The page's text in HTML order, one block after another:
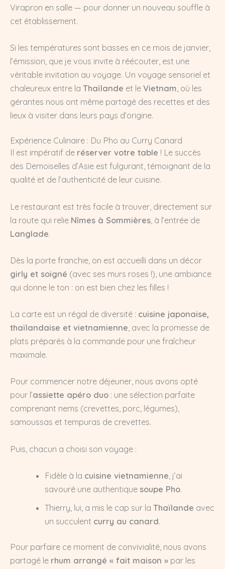
Virapron en salle — pour donner un nouveau souffle à
cet établissement.
Si les températures sont basses en ce mois de janvier,
l’émission, que je vous invite à réécouter, est une
véritable invitation au voyage. Un voyage sensoriel et
chaleureux entre la Thaïlande et le Vietnam, où les
gérantes nous ont même partagé des recettes et des
lieux à visiter dans leurs pays d’origine.
Expérience Culinaire : Du Pho au Curry Canard
Il est impératif de réserver votre table ! Le succès
des Demoiselles d’Asie est fulgurant, témoignant de la
qualité et de l’authenticité de leur cuisine.
Le restaurant est très facile à trouver, directement sur
la route qui relie Nîmes à Sommières , à l’entrée de
Langlade.
Dès la porte franchie, on est accueilli dans un décor
girly et soigné (avec ses murs roses !), une ambiance
qui donne le ton : on est bien chez les filles !
La carte est un régal de diversité : cuisine japonaise,
thaïlandaise et vietnamienne, avec la promesse de
plats préparés à la commande pour une fraîcheur
maximale.
Pour commencer notre déjeuner, nous avons opté
pour l’assiette apéro duo : une sélection parfaite
comprenant nems (crevettes, porc, légumes),
samoussas et tempuras de crevettes.
Puis, chacun a choisi son voyage :
Fidèle à la cuisine vietnamienne , j’ai
savouré une authentique soupe Pho.
Thierry, lui, a mis le cap sur laThaïlande avec
un succulent curry au canard.
Pour parfaire ce moment de convivialité, nous avons
partagé le rhum arrangé « fait maison » par les